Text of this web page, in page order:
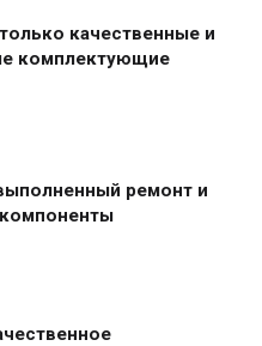
качественные и
комплектующие
ремонт и
компоненты